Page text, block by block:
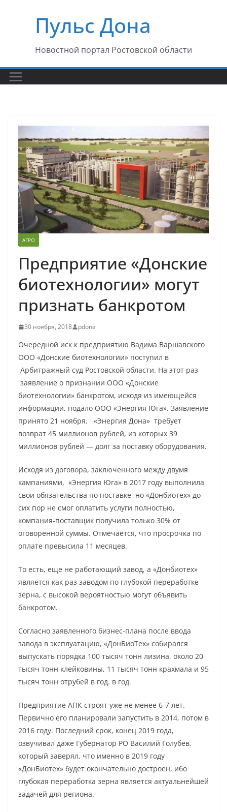
содержимомуПульс Дона
Новостной портал Ростовской области
АГРО
Предприятие «Донские
биотехнологии» могут
признать банкротом
30 ноября, 2018 pdona
Очередной иск к предприятию Вадима Варшавского
ООО «Донские биотехнологии» поступил в
Арбитражный суд Ростовской области. На этот раз
заявление о признании ООО «Донские
биотехнологии» банкротом, исходя из имеющейся
информации, подало ООО «Энергия Юга». Заявление
принято 21 ноября. «Энергия Дона» требует
возврат 45 миллионов рублей, из которых 39
миллионов рублей — долг за поставку оборудования.
Исходя из договора, заключенного между двумя
кампаниями, «Энергия Юга» в 2017 году выполнила
свои обязательства по поставке, но «Донбиотех» до
сих пор не смог оплатить услуги полностью,
компания-поставщик получила только 30% от
оговоренной суммы. Отмечается, что просрочка по
оплате превысила 11 месяцев.
То есть, еще не работающий завод, а «Донбиотех»
является как раз заводом по глубокой переработке
зерна, с высокой вероятностью могут объявить
банкротом.
Согласно заявленного бизнес-плана после ввода
завода в эксплуатацию, «ДонБиоТех» собирался
выпускать порядка 100 тысяч тонн лизина, около 20
тысяч тонн клейковины, 11 тысяч тонн крахмала и 95
тысяч тонн отрубей в год. в год.
Предприятие АПК строят уже не менее 6-7 лет.
Первично его планировали запустить в 2014, потом в
2016 году. Последний срок, конец 2019 года,
озвучивал даже Губернатор РО Василий Голубев,
который заверял, что именно в 2019 году
«ДонБиотех» будет окончательно достроен, ибо
глубокая переработка зерна является актуальнейшей
задачей для региона.